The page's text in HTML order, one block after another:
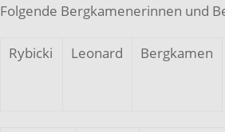
Folgende Bergkamenerinnen und
Rybicki Leonard Bergkamen